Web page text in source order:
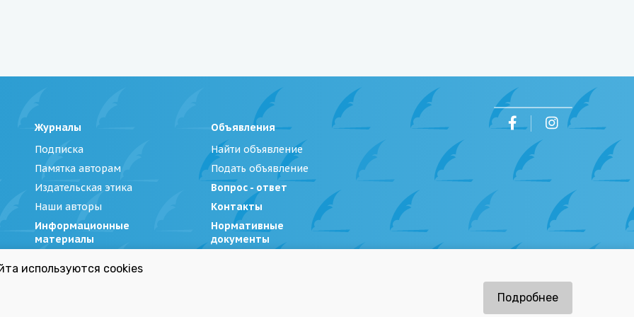
Журналы
Подписка
Памятка авторам
Издательская этика
Наши авторы
Информационные
материалы
Объявления
Найти объявление
Подать объявление
Вопрос - ответ
Контакты
Нормативные
документы
|Политика обработки персональных данных
используются cookies
Подробнее